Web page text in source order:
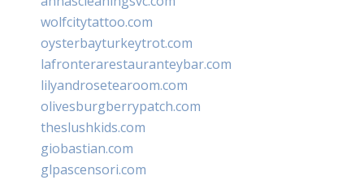
wolfcitytattoo.com
oysterbayturkeytrot.com
lafronterarestauranteybar.com
lilyandrosetearoom.com
olivesburgberrypatch.com
theslushkids.com
giobastian.com
glpascensori.com